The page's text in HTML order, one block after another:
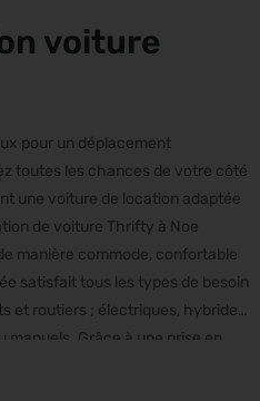
voiture
pour un déplacement
toutes les chances de votre côté
une voiture de location adaptée
de voiture Thrifty à Noe
manière commode, confortable
satisfait tous les types de besoin
et routiers ; électriques, hybrides
Grâce à une prise en
pratiques à Noe Bordeaux,